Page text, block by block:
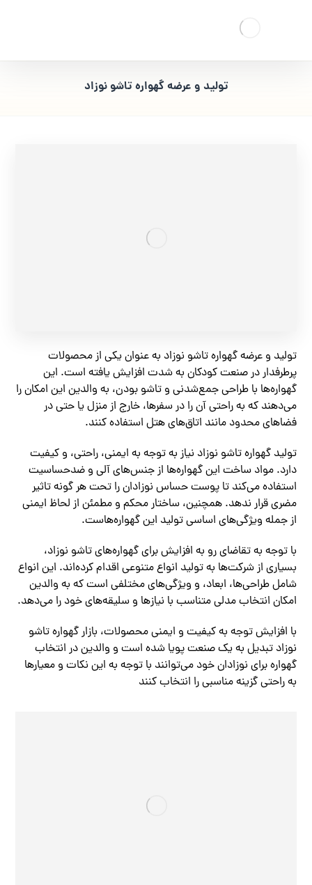
تولید و عرضه گهواره تاشو نوزاد
تولید و عرضه گهواره تاشو نوزاد به عنوان یکی از محصولات
پرطرفدار در صنعت کودکان به شدت افزایش یافته است. این
گهواره‌ها با طراحی جمع‌شدنی و تاشو بودن، به والدین این امکان را
می‌دهند که به راحتی آن را در سفرها، خارج از منزل یا حتی در
فضاهای محدود مانند اتاق‌های هتل استفاده کنند.
تولید گهواره تاشو نوزاد نیاز به توجه به ایمنی، راحتی، و کیفیت
دارد. مواد ساخت این گهواره‌ها از جنس‌های آلی و ضدحساسیت
استفاده می‌کند تا پوست حساس نوزادان را تحت هر گونه تاثیر
مضری قرار ندهد. همچنین، ساختار محکم و مطمئن از لحاظ ایمنی
از جمله ویژگی‌های اساسی تولید این گهواره‌هاست.
با توجه به تقاضای رو به افزایش برای گهواره‌های تاشو نوزاد،
بسیاری از شرکت‌ها به تولید انواع متنوعی اقدام کرده‌اند. این انواع
شامل طراحی‌ها، ابعاد، و ویژگی‌های مختلفی است که به والدین
امکان انتخاب مدلی متناسب با نیازها و سلیقه‌های خود را می‌دهد.
با افزایش توجه به کیفیت و ایمنی محصولات، بازار گهواره تاشو
نوزاد تبدیل به یک صنعت پویا شده است و والدین در انتخاب
گهواره برای نوزادان خود می‌توانند با توجه به این نکات و معیارها
به راحتی گزینه مناسبی را انتخاب کنند